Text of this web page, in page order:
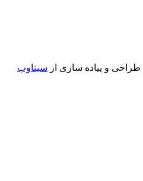
طراحی و پیاده سازی از سیناوب